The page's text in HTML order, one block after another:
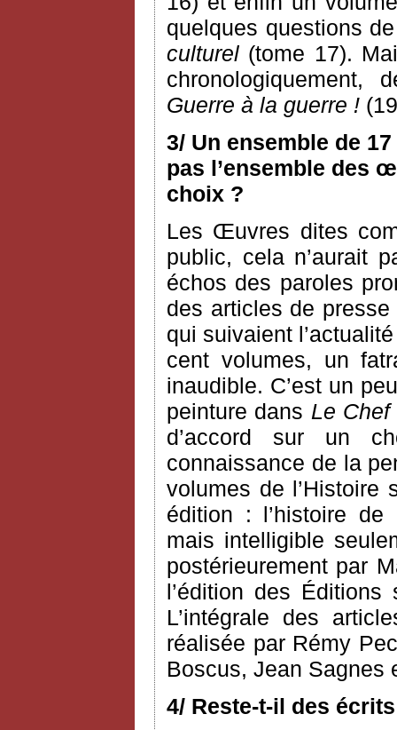
quelques questions
culturel (tome 17).
chronologiquement,
Guerre à la guerre !
3/ Un ensemble de
pas l’ensemble des
choix ?
Les Œuvres dites
public, cela n’aurait
échos des paroles
des articles de
qui suivaient
cent volumes, un
inaudible. C’est un
peinture dans Le
d’accord sur un
connaissance de la
volumes de l’Histoire
édition : l’histoire
mais intelligible
postérieurement par
l’édition des
L’intégrale des
réalisée par Rémy
Boscus, Jean Sagnes
4/ Reste-t-il des